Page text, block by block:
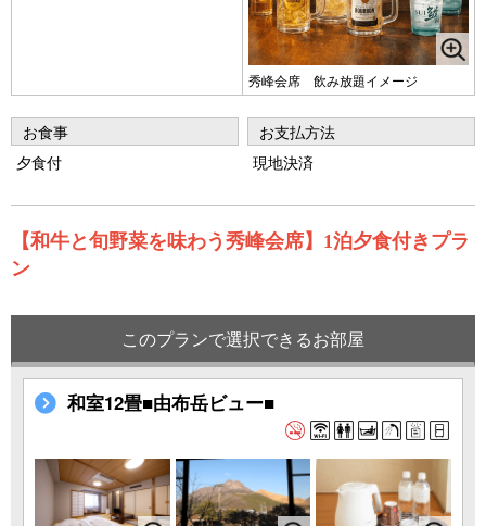
秀峰会席 飲み放題イメージ
お食事
夕食付
お支払方法
現地決済
【和牛と旬野菜を味わう秀峰会席】1泊夕食付きプラ
ン
このプランで選択できるお部屋
和室12畳■由布岳ビュー■